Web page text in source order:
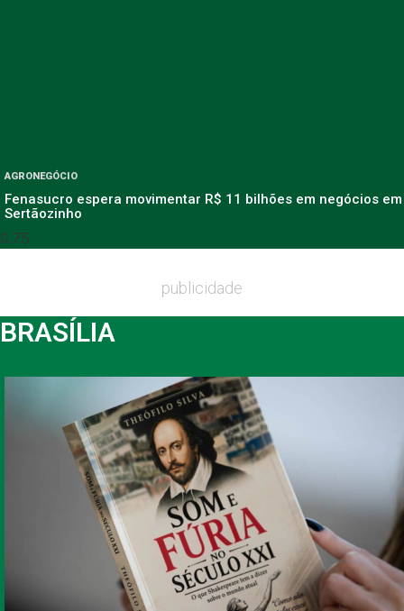
AGRONEGÓCIO
Fenasucro espera movimentar R$ 11 bilhões em negócios em
Sertãozinho
publicidade
BRASÍLIA